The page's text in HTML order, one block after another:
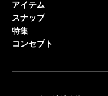
アイテム
スナップ
特集
コンセプト